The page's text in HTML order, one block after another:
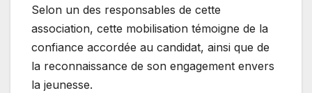
Selon un des responsables de cette
association, cette mobilisation témoigne de la
confiance accordée au candidat, ainsi que de
la reconnaissance de son engagement envers
la jeunesse.